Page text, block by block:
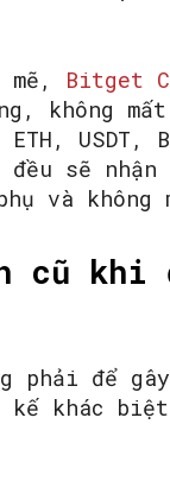
mẽ, Bitget
không
ETH,
sẽ nhận
và không
cũ khi
phải để
kế khác